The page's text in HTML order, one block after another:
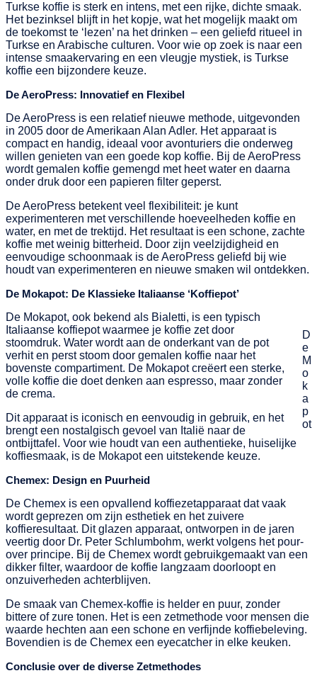
Turkse koffie is sterk en intens, met een rijke, dichte smaak.
Het bezinksel blijft in het kopje, wat het mogelijk maakt om
de toekomst te ‘lezen’ na het drinken – een geliefd ritueel in
Turkse en Arabische culturen. Voor wie op zoek is naar een
intense smaakervaring en een vleugje mystiek, is Turkse
koffie een bijzondere keuze.
De AeroPress: Innovatief en Flexibel
De AeroPress is een relatief nieuwe methode, uitgevonden
in 2005 door de Amerikaan Alan Adler. Het apparaat is
compact en handig, ideaal voor avonturiers die onderweg
willen genieten van een goede kop koffie. Bij de AeroPress
wordt gemalen koffie gemengd met heet water en daarna
onder druk door een papieren filter geperst.
De AeroPress betekent veel flexibiliteit: je kunt
experimenteren met verschillende hoeveelheden koffie en
water, en met de trektijd. Het resultaat is een schone, zachte
koffie met weinig bitterheid. Door zijn veelzijdigheid en
eenvoudige schoonmaak is de AeroPress geliefd bij wie
houdt van experimenteren en nieuwe smaken wil ontdekken.
De Mokapot: De Klassieke Italiaanse ‘Koffiepot’
D
e
M
o
k
a
p
ot
De Mokapot, ook bekend als Bialetti, is een typisch
Italiaanse koffiepot waarmee je koffie zet door
stoomdruk. Water wordt aan de onderkant van de pot
verhit en perst stoom door gemalen koffie naar het
bovenste compartiment. De Mokapot creëert een sterke,
volle koffie die doet denken aan espresso, maar zonder
de crema.
Dit apparaat is iconisch en eenvoudig in gebruik, en het
brengt een nostalgisch gevoel van Italië naar de
ontbijttafel. Voor wie houdt van een authentieke, huiselijke
koffiesmaak, is de Mokapot een uitstekende keuze.
Chemex: Design en Puurheid
De Chemex is een opvallend koffiezetapparaat dat vaak
wordt geprezen om zijn esthetiek en het zuivere
koffieresultaat. Dit glazen apparaat, ontworpen in de jaren
veertig door Dr. Peter Schlumbohm, werkt volgens het pour-
over principe. Bij de Chemex wordt gebruikgemaakt van een
dikker filter, waardoor de koffie langzaam doorloopt en
onzuiverheden achterblijven.
De smaak van Chemex-koffie is helder en puur, zonder
bittere of zure tonen. Het is een zetmethode voor mensen die
waarde hechten aan een schone en verfijnde koffiebeleving.
Bovendien is de Chemex een eyecatcher in elke keuken.
Conclusie over de diverse Zetmethodes